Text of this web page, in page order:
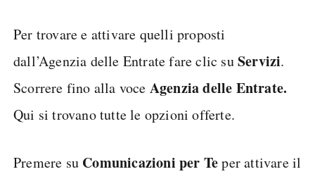
Per trovare e attivare quelli proposti
dall’Agenzia delle Entrate fare clic suServizi.
Scorrere fino alla voce Agenzia delle Entrate.
Qui si trovano tutte le opzioni offerte.
Premere su Comunicazioni per Teper attivare il